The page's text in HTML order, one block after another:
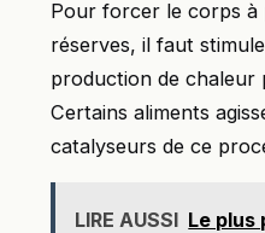
Pour forcer le corps à
réserves, il faut
production de chaleur
Certains aliments
catalyseurs de ce
LIRE AUSSI Le plus